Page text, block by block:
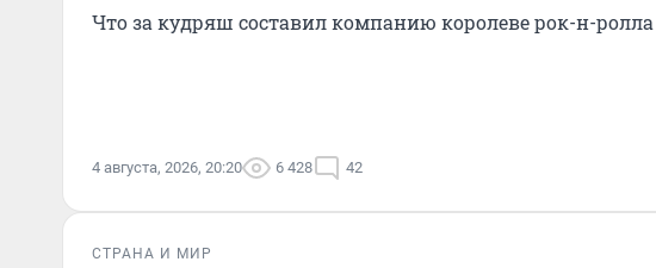
Что за кудряш составил компанию королеве рок-н-ролла
4 августа, 2026, 20:20 6 428 42
СТРАНА И МИР